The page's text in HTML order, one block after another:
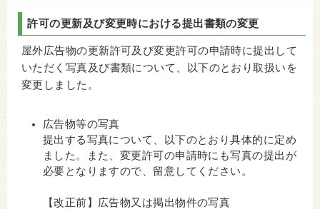
許可の更新及び変更時における提出書類の変更
屋外広告物の更新許可及び変更許可の申請時に提出して
いただく写真及び書類について、以下のとおり取扱いを
変更しました。
広告物等の写真
提出する写真について、以下のとおり具体的に定め
ました。また、 変更許可の申請時にも写真の提出が
必要となりますので、留意してください。
【改正前】広告物又は掲出物件の写真